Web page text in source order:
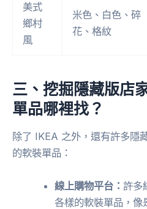
美式
鄉村
風
米色、白色、碎
花、格紋
三、挖掘隱藏版店
單品哪裡找？
除了 IKEA 之外，還有許多隱
的軟裝單品：
線上購物平台：許多
各樣的軟裝單品，